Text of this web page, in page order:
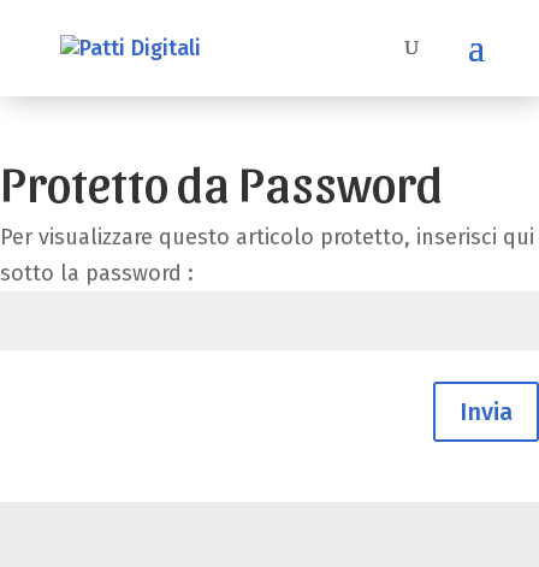
Protetto da Password
Per visualizzare questo articolo protetto, inserisci qui
sotto la password :
Invia